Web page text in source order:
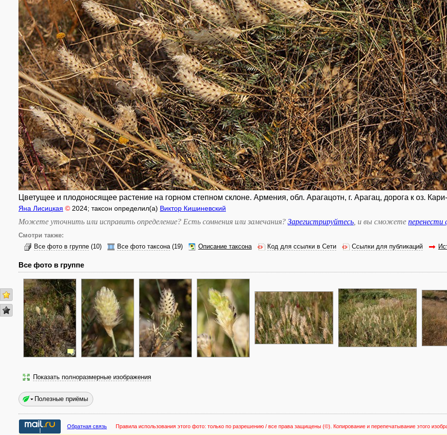
Цветущее и плодоносящее растение на горном степном склоне. Армения, обл. Арагацотн, г. Арагац, дорога к оз.
Яна Лисицкая © 2024; таксон определил(а) Виктор Кишиневский
Можете уточнить или исправить определение? Есть сомнения или замечания? Зарегистрируйтесь , и вы сможете
Смотри также:
Все фото в группе (10) Все фото таксона(19) Описание таксона Код для ссылки в Сети Ссылки для публикаций
Все фото в группе
Показать полноразмерные изображения
Полезные приёмы
Обратная связь Правила использования этого фото: только по разрешению / все права защищены (©). Копирование и перепечатывание этого